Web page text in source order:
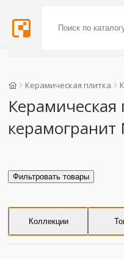
Керамическая плитка
Керамическая
керамогранит
Фильтровать товары
Коллекции